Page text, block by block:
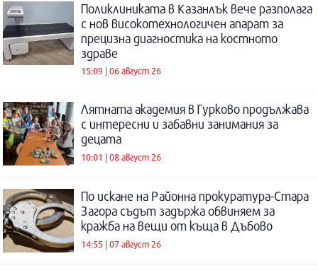
Поликлиниката в Казанлък вече разполага
с нов високотехнологичен апарат за
прецизна диагностика на костното
здраве
15:09 | 06 август 26
Лятната академия в Гурково продължава
с интересни и забавни занимания за
децата
10:01 | 08 август 26
По искане на Районна прокуратура-Стара
Загора съдът задържа обвиняем за
кражба на вещи от къща в Дъбово
14:55 | 07 август 26